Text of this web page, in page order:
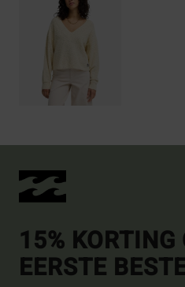
15% KORTING
EERSTE